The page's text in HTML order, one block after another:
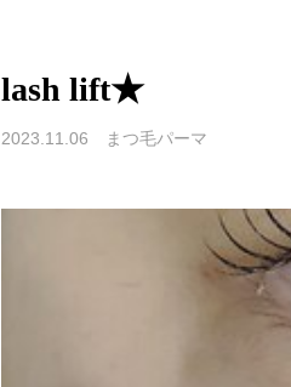
lash lift★
2023.11.06 まつ毛パーマ